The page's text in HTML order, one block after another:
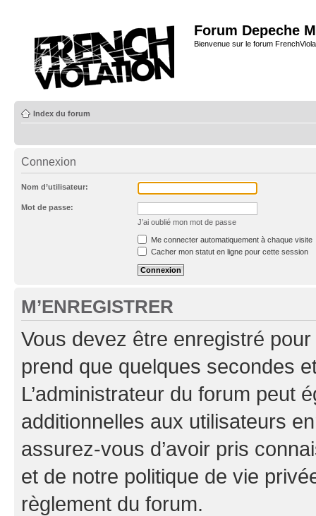
Forum Depeche
Bienvenue sur le forum
Index du forum
Connexion
Nom d’utilisateur:
Mot de passe:
J’ai oublié mon mot de passe
Me connecter automatiquement à chaque visite
Cacher mon statut en ligne pour cette session
M’ENREGISTRER
Vous devez être enregistré
prend que quelques secondes
L’administrateur du forum peut
additionnelles aux utilisateurs
assurez-vous d’avoir pris
et de notre politique de vie
règlement du forum.